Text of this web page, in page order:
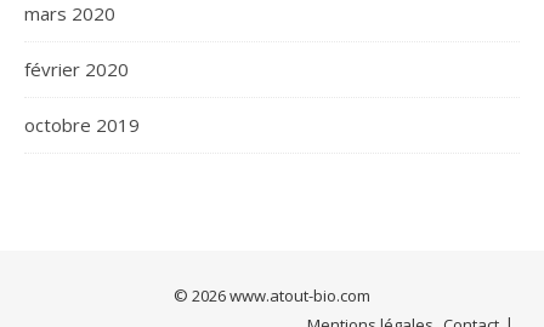
mars 2020
février 2020
octobre 2019
© 2026www.atout-bio.com